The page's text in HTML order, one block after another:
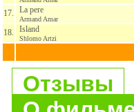
17. La pere
Armand Amar
18. Island
Shlomo Artzi
Отзывы